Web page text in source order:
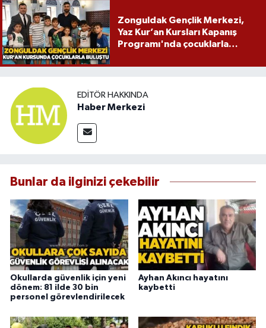
Zonguldak Gençlik Merkezi,
Yaz Kur’an Kursları Kapanış
Programı'nda çocuklarla
EDITÖR HAKKINDA
Haber Merkezi
Bunlar da ilginizi çekebilir
Okullarda güvenlik için yeni
dönem: 81 ilde 30 bin
personel görevlendirilecek
Ayhan Akıncı hayatını
kaybetti